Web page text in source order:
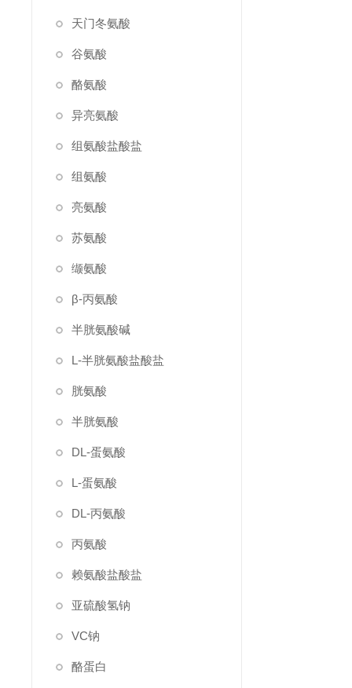
天门冬氨酸
谷氨酸
酪氨酸
异亮氨酸
组氨酸盐酸盐
组氨酸
亮氨酸
苏氨酸
缬氨酸
β-丙氨酸
半胱氨酸碱
L-半胱氨酸盐酸盐
胱氨酸
半胱氨酸
DL-蛋氨酸
L-蛋氨酸
DL-丙氨酸
丙氨酸
赖氨酸盐酸盐
亚硫酸氢钠
VC钠
酪蛋白